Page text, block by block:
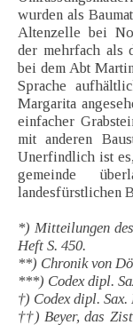
wurden als
Altenzelle bei
der mehrfach als
bei dem Abt
Sprache
Margarita
einfacher
mit anderen
Unerfindlich ist
gemeinde
landesfürstlichen
*) Mitteilungen
Heft S. 450.
**) Chronik von
***) Codex dipl.
†) Codex dipl.
††) Beyer, das